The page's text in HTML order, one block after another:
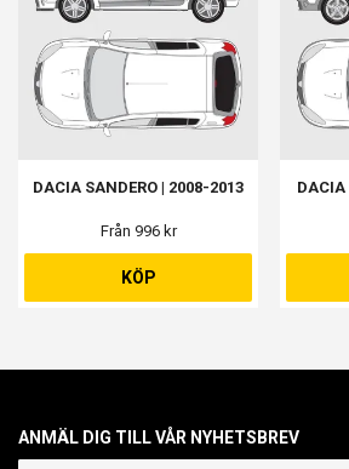
DACIA SANDERO | 2008-2013
Från 996 kr
KÖP
DACIA
ANMÄL DIG TILL VÅR NYHETSBREV